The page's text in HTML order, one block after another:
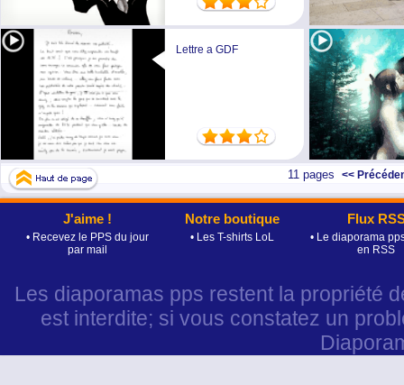
Lettre a GDF
11 pages <<
Flux
• Le diaporama
en RSS
Notre boutique
• Les T-shirts LoL
J'aime !
• Recevez le PPS du jour
par mail
Les diaporamas pps restent la propriété
est interdite; si vous constatez un